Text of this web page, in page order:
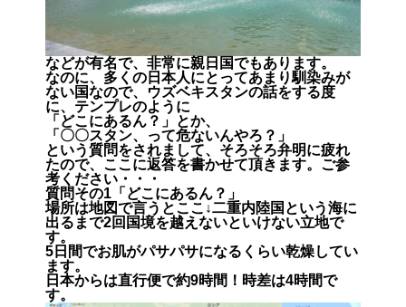
などが有名で、非常に親日国でもあります。
なのに、多くの日本人にとってあまり馴染みが
ない国なので、ウズベキスタンの話をする度
に、テンプレのように
「どこにあるん？」とか、
「〇〇スタン、って危ないんやろ？」
という質問をされまして、そろそろ弁明に疲れ
たので、ここに返答を書かせて頂きます。ご参
考ください・・・
質問その1「どこにあるん？」
場所は地図で言うとここ↓二重内陸国という海に
出るまで2回国境を越えないといけない立地で
す。
5日間でお肌がパサパサになるくらい乾燥してい
ます。
日本からは直行便で約9時間！時差は4時間で
す。